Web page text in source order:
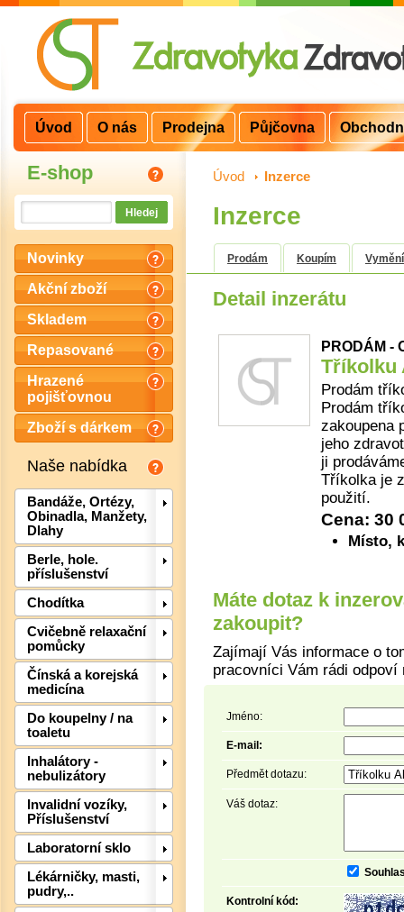
E-shop
Novinky
Akční zboží
Skladem
Repasované
Hrazené
pojišťovnou
Zboží s dárkem
Naše nabídka
Bandáže, Ortézy,
Obinadla, Manžety,
Dlahy
Berle, hole.
příslušenství
Chodítka
Cvičebně relaxační
pomůcky
Čínská a korejská
medicína
Do koupelny / na
toaletu
Inhalátory -
nebulizátory
Invalidní vozíky,
Příslušenství
Laboratorní sklo
Lékárničky, masti,
pudry,..
Úvod > Inzerce
Inzerce
Prodám Koupím
Detail inzerátu
PRODÁM -
Tříkolku
Prodám
Prodám
zakoupena
jeho
ji
Tříkolka je
použití.
Cena: 30
Místo,
Máte dotaz k
zakoupit?
Zajímají Vás informace o
pracovníci Vám rádi odpoví
Jméno:
E-mail:
Předmět dotazu:
Váš dotaz:
Kontrolní kód:
Úvod O nás Prodejna Půjčovna